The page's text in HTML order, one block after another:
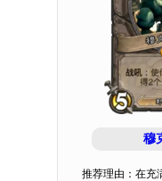
穆
推荐理由：在充